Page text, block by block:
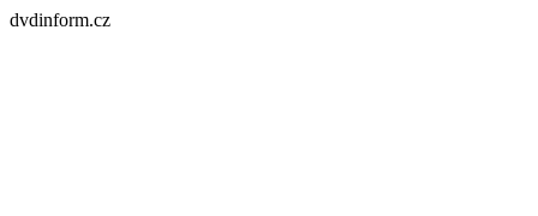
dvdinform.cz